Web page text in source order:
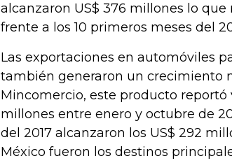
alcanzaron US$ 376 millones lo
frente a los 10 primeros meses del
Las exportaciones en automóviles
también generaron un crecimiento
Mincomercio, este producto reportó
millones entre enero y octubre de
del 2017 alcanzaron los US$ 292
México fueron los destinos